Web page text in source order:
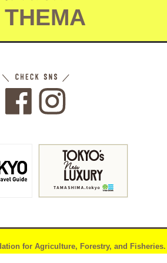
THEMA
for Agriculture, Forestry, and